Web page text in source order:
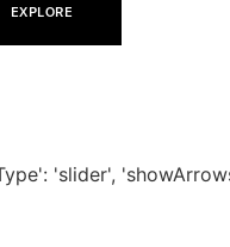
EXPLORE
'slider',